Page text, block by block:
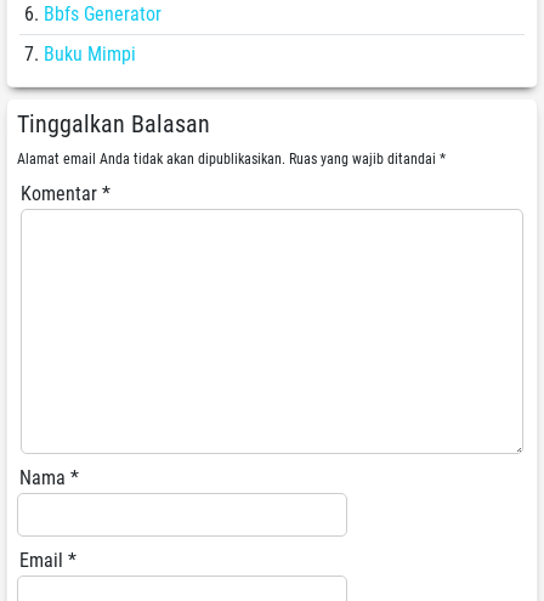
Bbfs Generator
Buku Mimpi
Tinggalkan Balasan
Alamat email Anda tidak akan dipublikasikan. Ruas yang wajib ditandai *
Komentar *
Nama *
Email *